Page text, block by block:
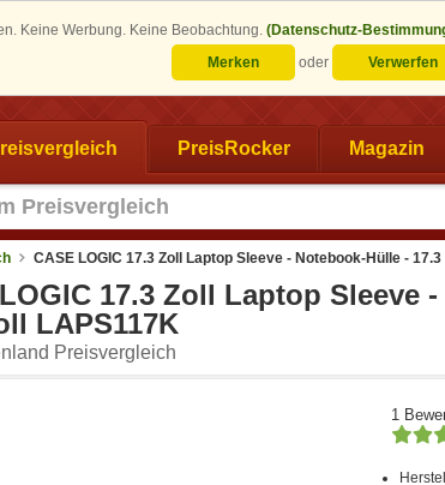
Keine Werbung. Keine Beobachtung. (Datenschutz-
Merken
oder Verwerfen
PreisRocker Magazin
CASE LOGIC 17.3 Zoll Laptop Sleeve - Notebook-Hülle - 17.3
17.3 Zoll Laptop Sleeve
LAPS117K
Preisvergleich
1